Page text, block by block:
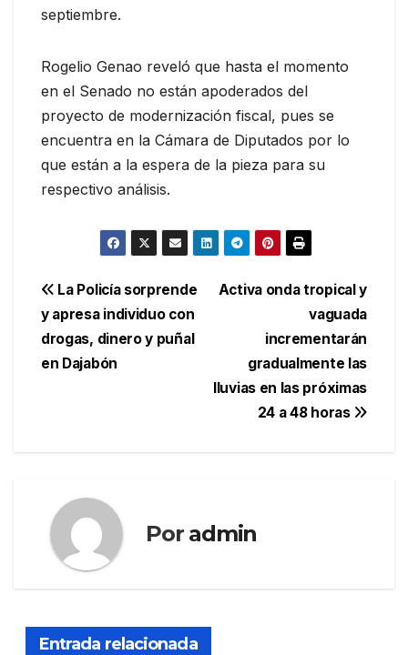
septiembre.
Rogelio Genao reveló que hasta el momento
en el Senado no están apoderados del
proyecto de modernización fiscal, pues se
encuentra en la Cámara de Diputados por lo
que están a la espera de la pieza para su
respectivo análisis.
Navegación
de
entradas
Activa onda tropical y
vaguada
incrementarán
gradualmente las
lluvias en las próximas
24 a 48 horas
La Policía sorprende
y apresa individuo con
drogas, dinero y puñal
en Dajabón
Por admin
Entrada relacionada